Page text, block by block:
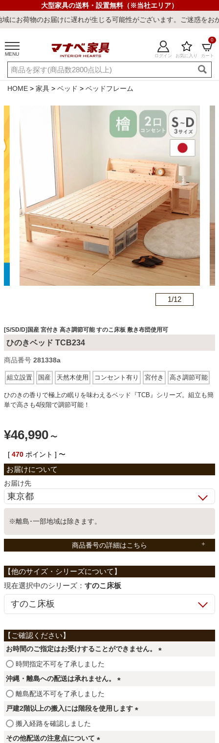
大型家具の送料・設置無料（※当社エリア）
けに遅れが生じる可能性がございます。ご迷惑をおかけしまして
MENU ログイン お気に入り カート
0
ご利用ガイド 新規会員登録
店舗一覧 閲覧履歴
キーワード・商品番号で探す
最短発送 冷感ラグ 冷感寝具 ワークデスク ウィルトンラ
カテゴリから探す
ソファ
ダイニングテーブル・セット
椅子・チェア
ベッド
収納家具
学習机
こたつ
カーテン
ラグ
HOME 家具 ベッド ベッドフレーム
1/12
[S/SD/D]国産 宮付き 高さ調節可能 すのこ床板 敷き布団使用可
ひのきベッド TCB234
商品番号 281338a
組立設置 国産 天然木使用 コンセント有り 宮付き 高さ調節可能
すのこ床板 敷き布団使用可
ひのきの香りで極上の眠りを味わえるベッド『TCB』シリーズ。組立も簡
単で高さも4段階で調節可能！
¥46,990 〜
[ 470 ポイント ] 〜
お届け先
※離島･一部地域は除きます。
商品番号の詳細はこちら
シリーズ： すのこ床板
お時間のご指定はお受けすることができません。
時間指定不可を了承しました
沖縄・離島への配送は承れません。
必
離島配送不可を了承しました
戸建2階以上の搬入には階段を使用します
搬入経路を確認しました
その他配送の注意点について